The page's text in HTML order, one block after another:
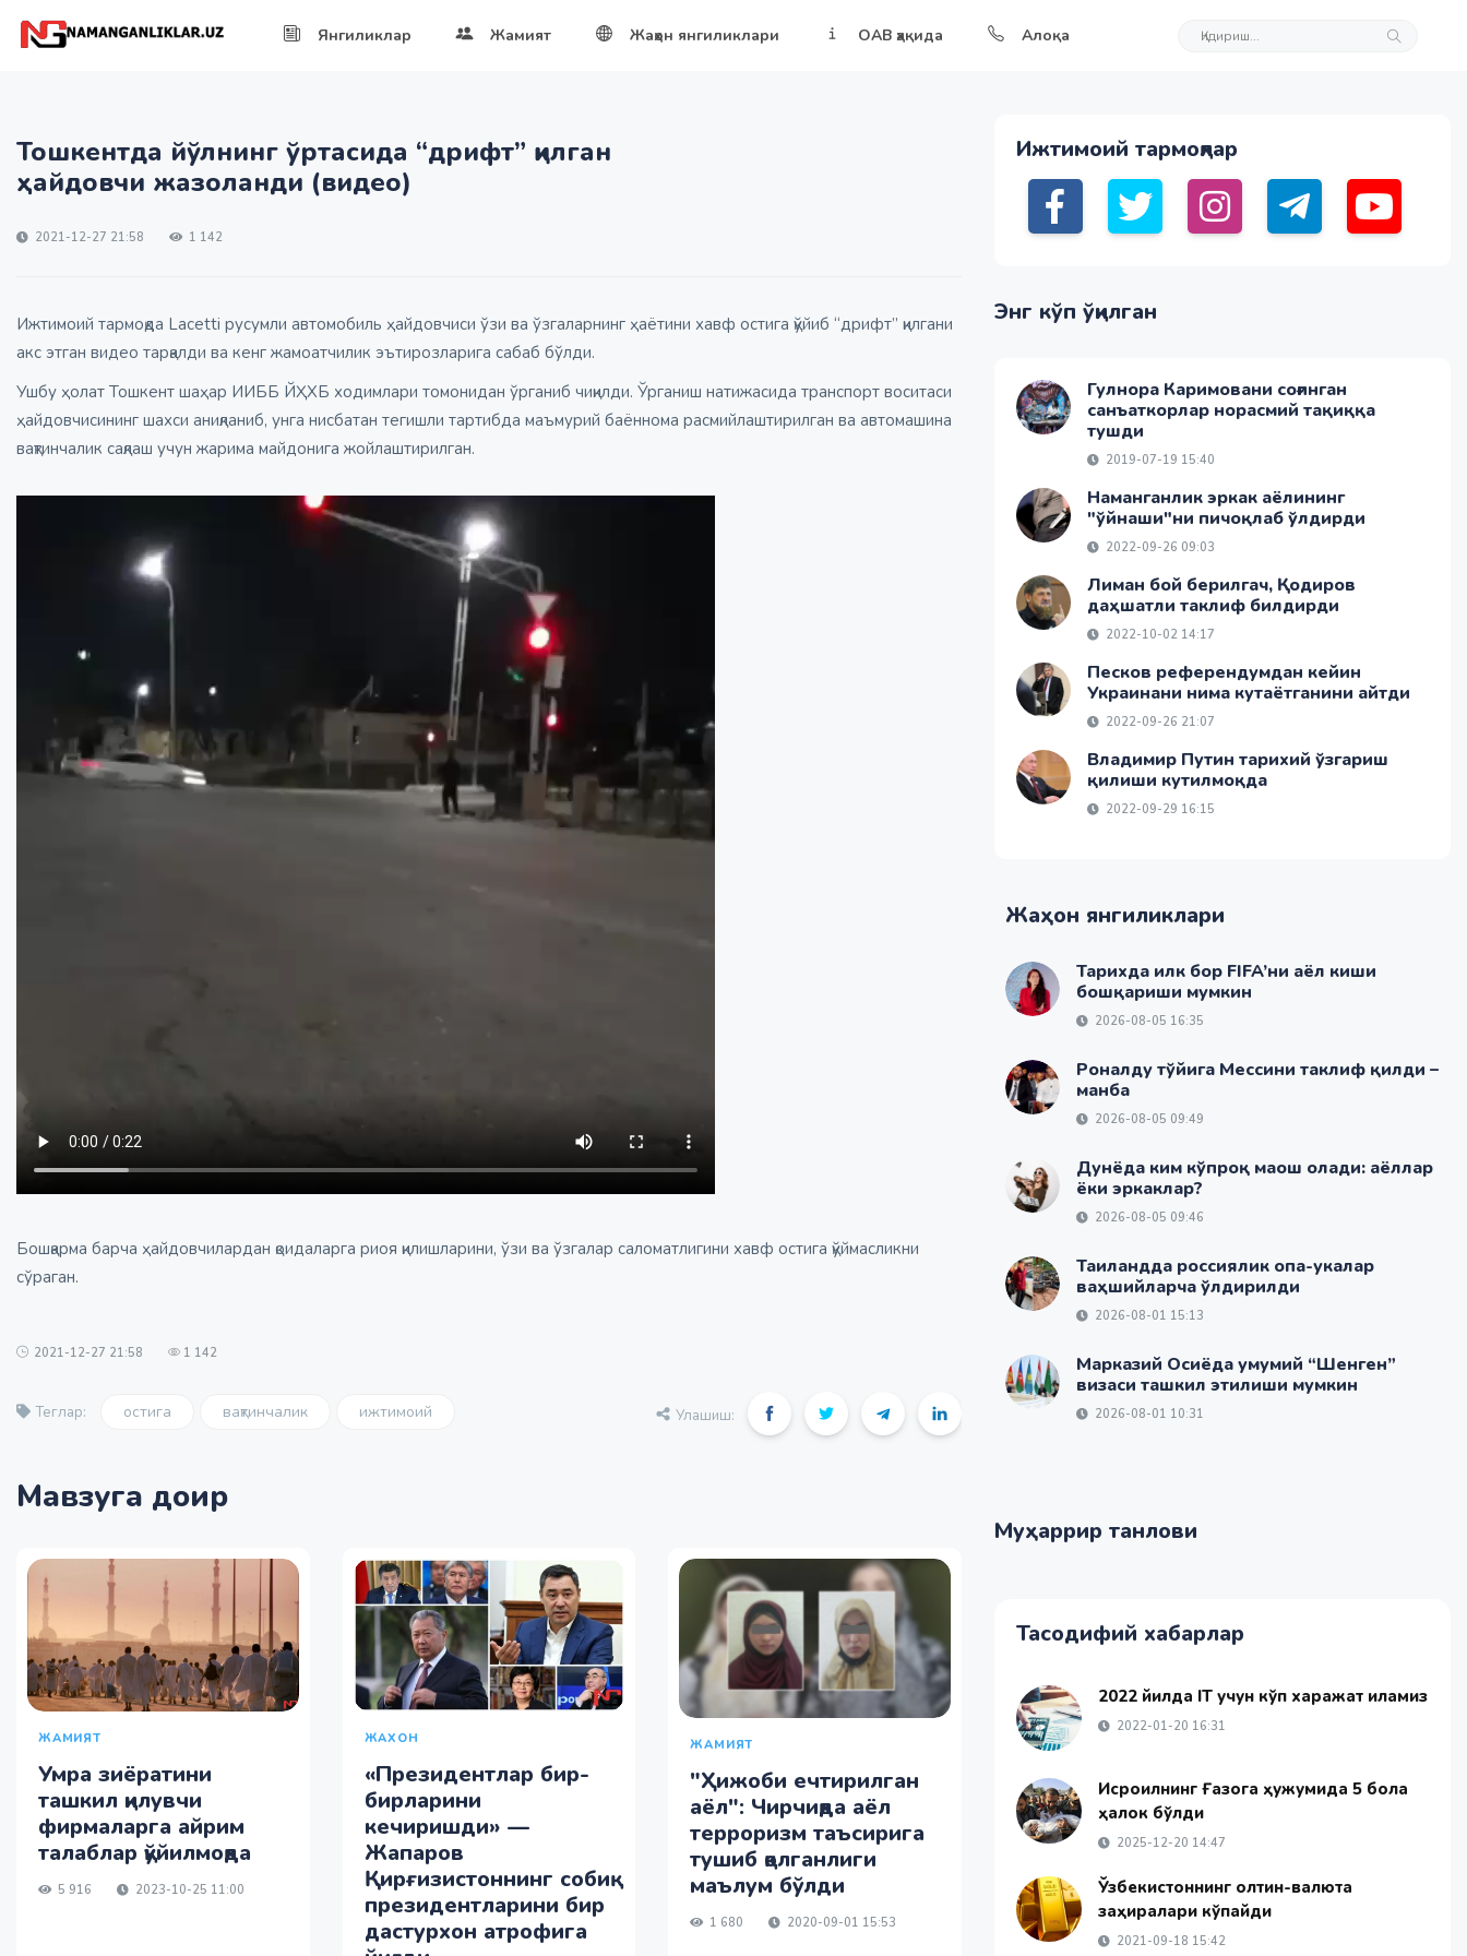
Янгиликлар Жамият Жаҳон янгиликлари ОАВ ҳақида Алоқа
Тошкентда йўлнинг ўртасида “дрифт” қилган
ҳайдовчи жазоланди (видео)
2021-12-27 21:58 1 142
Ижтимоий тармоқда Lacetti русумли автомобиль ҳайдовчиси ўзи ва ўзгаларнинг ҳаётини хавф остига қўйиб “дрифт” қилгани
акс этган видео тарқалди ва кенг жамоатчилик эътирозларига сабаб бўлди.
Ушбу ҳолат Тошкент шаҳар ИИББ ЙҲХБ ходимлари томонидан ўрганиб чиқилди. Ўрганиш натижасида транспорт воситаси
ҳайдовчисининг шахси аниқланиб, унга нисбатан тегишли тартибда маъмурий баённома расмийлаштирилган ва автомашина
вақтинчалик сақлаш учун жарима майдонига жойлаштирилган.
Бошқарма барча ҳайдовчилардан қоидаларга риоя қилишларини, ўзи ва ўзгалар саломатлигини хавф остига қўймасликни
сўраган.
2021-12-27 21:58 1 142
Теглар: остига вақтинчалик ижтимоий Улашиш:
Мавзуга доир
ЖАМИЯТ
Умра зиёратини
ташкил қилувчи
фирмаларга айрим
талаблар қўйилмоқда
5 916 2023-10-25 11:00
ЖАХОН
«Президентлар бир-
бирларини
кечиришди» —
Жапаров
Қирғизистоннинг собиқ
президентларини бир
дастурхон атрофига
ЖАМИЯТ
"Ҳижоби ечтирилган
аёл": Чирчиқда аёл
терроризм таъсирига
тушиб қолганлиги
маълум бўлди
1 680 2020-09-01 15:53
Ижтимоий тармоқлар
Энг кўп ўқилган
Гулнора Каримовани соғинган
санъаткорлар норасмий тақиққа
тушди
2019-07-19 15:40
Наманганлик эркак аёлининг
"ўйнаши"ни пичоқлаб ўлдирди
2022-09-26 09:03
Лиман бой берилгач, Қодиров
даҳшатли таклиф билдирди
2022-10-02 14:17
Песков референдумдан кейин
Украинани нима кутаётганини айтди
2022-09-26 21:07
Владимир Путин тарихий ўзгариш
қилиши кутилмоқда
2022-09-29 16:15
Жаҳон янгиликлари
Тарихда илк бор FIFA’ни аёл киши
бошқариши мумкин
2026-08-05 16:35
Роналду тўйига Мессини таклиф қилди –
манба
2026-08-05 09:49
Дунёда ким кўпроқ маош олади: аёллар
ёки эркаклар?
2026-08-05 09:46
Таиландда россиялик опа-укалар
ваҳшийларча ўлдирилди
2026-08-01 15:13
Марказий Осиёда умумий “Шенген”
визаси ташкил этилиши мумкин
2026-08-01 10:31
Муҳаррир танлови
Тасодифий хабарлар
2022 йилда IT учун кўп харажат қиламиз
2022-01-20 16:31
Исроилнинг Ғазога ҳужумида 5 бола
ҳалок бўлди
2025-12-20 14:47
Ўзбекистоннинг олтин-валюта
заҳиралари кўпайди
2021-09-18 15:42